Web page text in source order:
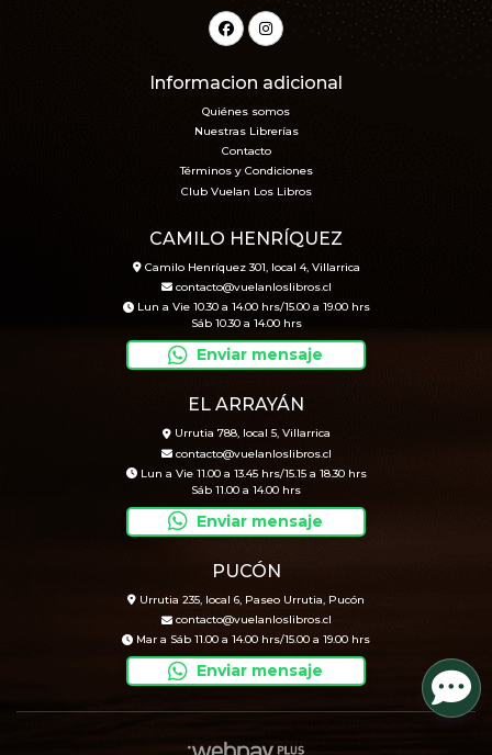
Informacion adicional
Quiénes somos
Nuestras Librerías
Contacto
Términos y Condiciones
Club Vuelan Los Libros
CAMILO HENRÍQUEZ
Camilo Henríquez 301, local 4, Villarrica
contacto@vuelanloslibros.cl
Lun a Vie 10.30 a 14.00 hrs/15.00 a 19.00 hrs
Sáb 10.30 a 14.00 hrs
Enviar mensaje
EL ARRAYÁN
Urrutia 788, local 5, Villarrica
contacto@vuelanloslibros.cl
Lun a Vie 11.00 a 13.45 hrs/15.15 a 18.30 hrs
Sáb 11.00 a 14.00 hrs
Enviar mensaje
PUCÓN
Urrutia 235, local 6, Paseo Urrutia, Pucón
contacto@vuelanloslibros.cl
Mar a Sáb 11.00 a 14.00 hrs/15.00 a 19.00 hrs
Enviar mensaje